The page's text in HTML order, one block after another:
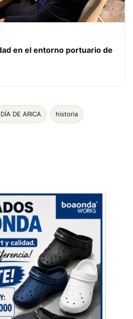
en el entorno portuario de
DÍA DE ARICA historia